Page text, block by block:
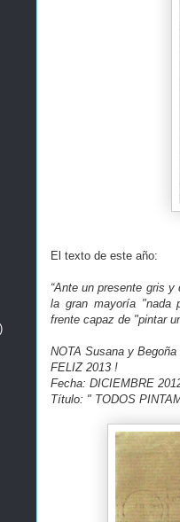
El texto de este año:
“Ante un presente gris
la gran mayoría "nada
frente capaz de "pintar
NOTA Susana y
FELIZ 2013 !
Fecha: DICIEMBRE
Título: " TODOS